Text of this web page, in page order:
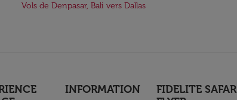
Vols de Denpasar, Bali vers Dallas
INFORMATION
FIDELITE SAFAR